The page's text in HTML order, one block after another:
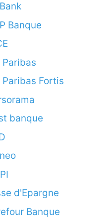
Banque
Fortis
banque
d'Epargne
Banque